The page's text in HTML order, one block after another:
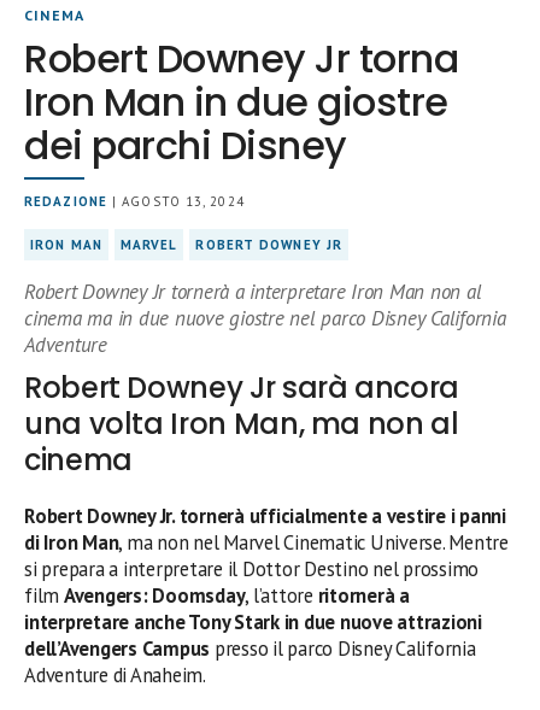
CINEMA
Robert Downey Jr torna
Iron Man in due giostre
dei parchi Disney
REDAZIONE | AGOSTO 13, 2024
IRON MAN MARVEL ROBERT DOWNEY JR
Robert Downey Jr tornerà a interpretare Iron Man non al
cinema ma in due nuove giostre nel parco Disney California
Adventure
Robert Downey Jr sarà ancora
una volta Iron Man, ma non al
cinema
Robert Downey Jr. tornerà ufficialmente a vestire i panni
di Iron Man, ma non nel Marvel Cinematic Universe. Mentre
si prepara a interpretare il Dottor Destino nel prossimo
film Avengers: Doomsday, l’attore ritornerà a
interpretare anche Tony Stark in due nuove attrazioni
dell’Avengers Campus presso il parco Disney California
Adventure di Anaheim.